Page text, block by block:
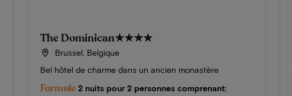
The Dominican★★★★
Brussel, Belgique
Bel hôtel de charme dans un ancien monastère
Formule 2 nuits pour 2 personnes comprenant: